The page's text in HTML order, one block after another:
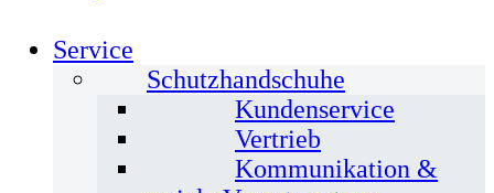
Service
Schutzhandschuhe
Kundenservice
Vertrieb
Kommunikation &